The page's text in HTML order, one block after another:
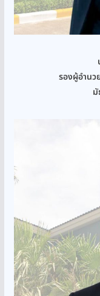
รองผู้อำน